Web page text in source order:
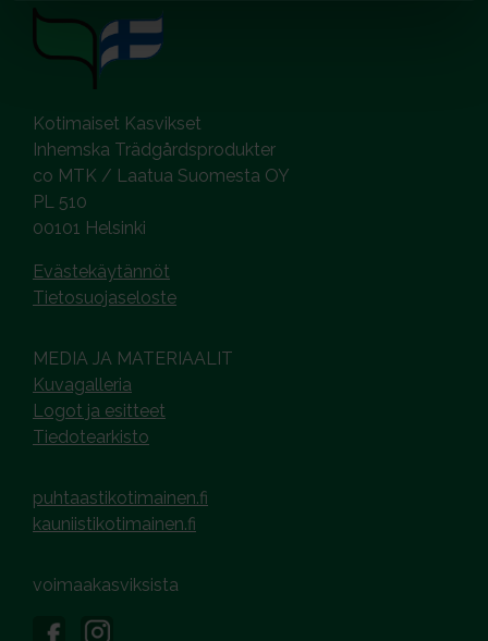
Kotimaiset Kasvikset
Inhemska Trädgårdsprodukter
co MTK / Laatua Suomesta OY
PL 510
00101 Helsinki
Evästekäytännöt
Tietosuojaseloste
MEDIA JA MATERIAALIT
Kuvagalleria
Logot ja esitteet
Tiedotearkisto
puhtaastikotimainen.fi
kauniistikotimainen.fi
voimaakasviksista